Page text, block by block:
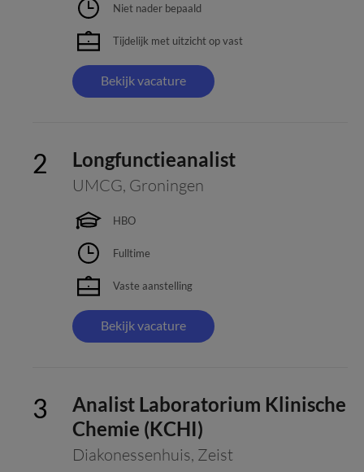
Niet nader bepaald
Tijdelijk met uitzicht op vast
Bekijk vacature
Longfunctieanalist
UMCG, Groningen
HBO
Fulltime
Vaste aanstelling
Bekijk vacature
Analist Laboratorium Klinische
Chemie (KCHI)
Diakonessenhuis, Zeist